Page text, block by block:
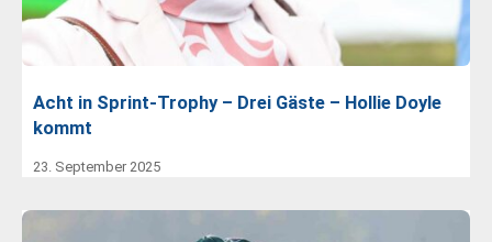
Acht in Sprint-Trophy – Drei Gäste – Hollie Doyle
kommt
23. September 2025